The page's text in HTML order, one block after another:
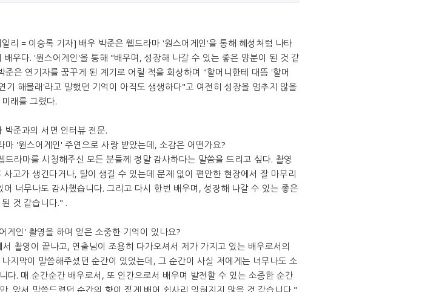
리 = 이승록 기자] 배우 박준은 웹드라마 '원스어게인'을 통해 혜성처럼 나타
배우다. '원스어게인'을 통해 "배우며, 성장해 나갈 수 있는 좋은 양분이 된 것 같
준은 연기자를 꿈꾸게 된 계기로 어릴 적을 회상하며 "할머니한테 대뜸 '할머
기 해볼래'라고 말했던 기억이 아직도 생생하다"고 여전히 성장을 멈추지 않을
래를 그렸다.
박준과의 서면 인터뷰 전문.
마 '원스어게인' 주연으로 사랑 받았는데, 소감은 어떤가요?
드라마를 시청해주신 모든 분들께 정말 감사하다는 말씀을 드리고 싶다. 촬영
사고가 생긴다거나, 탈이 생길 수 있는데 문제 없이 편안한 현장에서 잘 마무리
어 너무나도 감사했습니다. 그리고 다시 한번 배우며, 성장해 나갈 수 있는 좋은
것 같습니다." .
게인' 촬영을 하며 얻은 소중한 기억이 있나요?
서 촬영이 끝나고, 연출님이 조용히 다가오셔서 제가 가지고 있는 배우로서의
지막이 말씀해주셨던 순간이 있었는데, 그 순간이 사실 저에게는 너무나도 소
다. 매 순간순간 배우로서, 또 인간으로서 배우며 발전할 수 있는 소중한 순간